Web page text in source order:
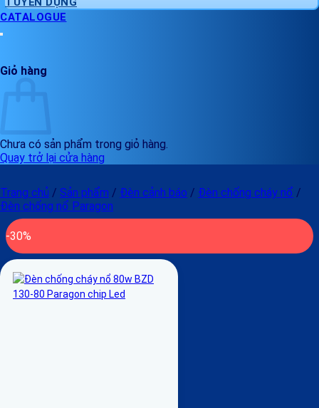
CATALOGUE
Giỏ hàng
Chưa có sản phẩm trong giỏ hàng.
Quay trở lại cửa hàng
Trang chủ / Sản phẩm / Đèn cảnh báo / Đèn chống cháy nổ /
Đèn chống nổ Paragon
-30%